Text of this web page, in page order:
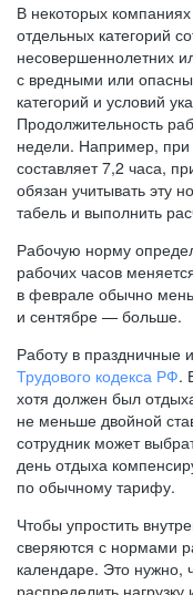
В некоторых
отдельных категорий
несовершеннолетних
с вредными или
категорий и условий
Продолжительность
недели. Например, при
составляет 7,2 часа,
обязан учитывать эту
табель и выполнить
Рабочую норму
рабочих часов
в феврале обычно
и сентябре — больше.
Работу в праздничные
Трудового кодекса РФ.
хотя должен был
не меньше двойной
сотрудник может
день отдыха
по обычному тарифу.
Чтобы упростить
сверяются с нормами
календаре. Это нужно,
распределить